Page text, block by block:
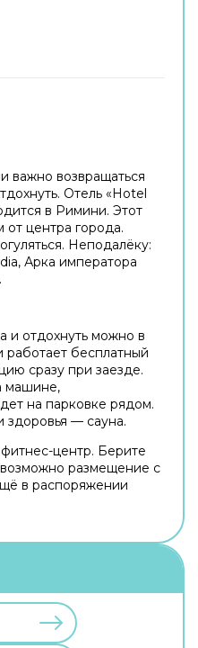
важно возвращаться
Отель «Hotel
в Римини. Этот
от центра города.
Неподалёку:
Арка императора
и отдохнуть можно в
работает бесплатный
сразу при заезде.
машине,
на парковке рядом.
здоровья — сауна.
центр. Берите
размещение с
в распоряжении